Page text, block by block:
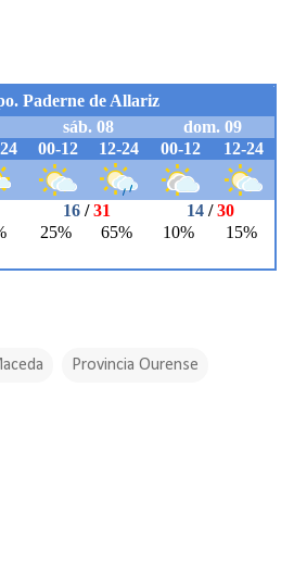
Provincia Ourense